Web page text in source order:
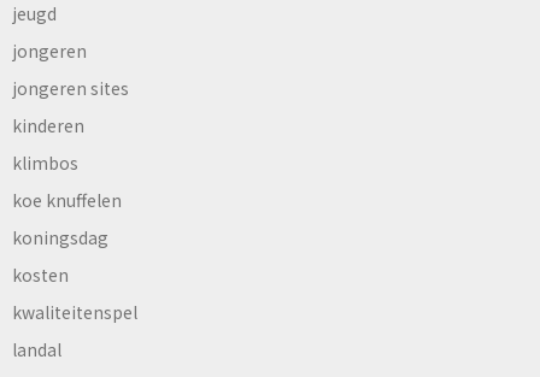
jeugd
jongeren
jongeren sites
kinderen
klimbos
koe knuffelen
koningsdag
kosten
kwaliteitenspel
landal